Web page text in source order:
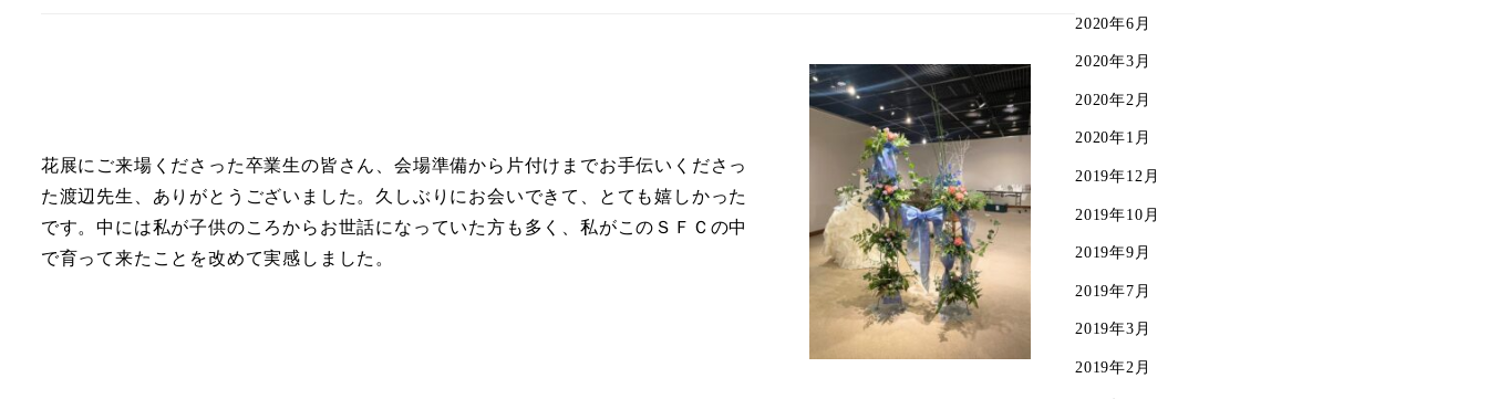
花展にご来場くださった卒業生の皆さん、会場準備から片付けまでお手伝いくださっ
た渡辺先生、ありがとうございました。久しぶりにお会いできて、とても嬉しかった
です。中には私が子供のころからお世話になっていた方も多く、私がこのＳＦＣの中
で育って来たことを改めて実感しました。
2020年6月
2020年3月
2020年2月
2020年1月
2019年12月
2019年10月
2019年9月
2019年7月
2019年3月
2019年2月